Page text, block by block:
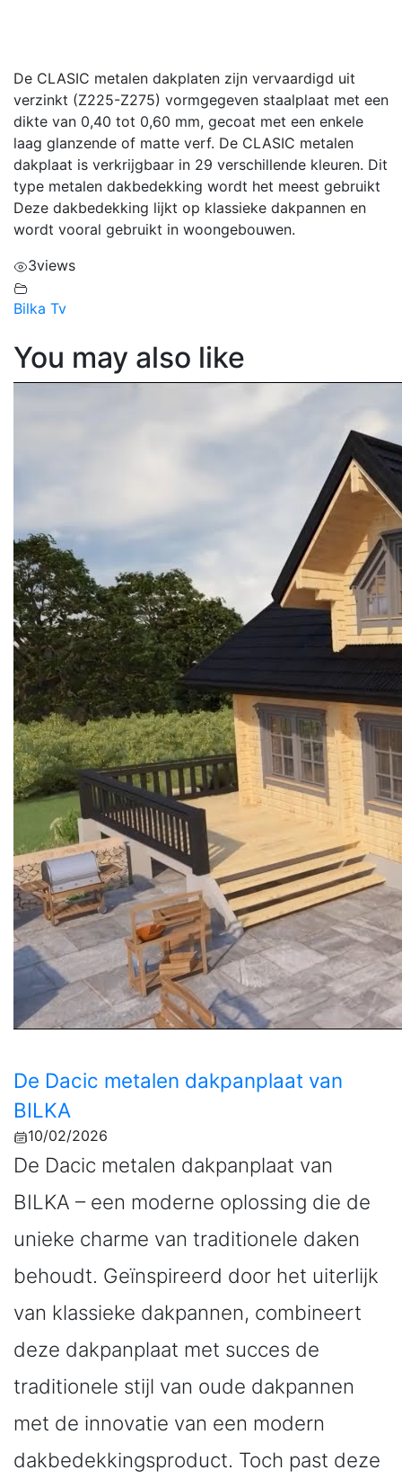
De CLASIC metalen dakplaten zijn vervaardigd uit
verzinkt (Z225-Z275) vormgegeven staalplaat met een
dikte van 0,40 tot 0,60 mm, gecoat met een enkele
laag glanzende of matte verf. De CLASIC metalen
dakplaat is verkrijgbaar in 29 verschillende kleuren. Dit
type metalen dakbedekking wordt het meest gebruikt
Deze dakbedekking lijkt op klassieke dakpannen en
wordt vooral gebruikt in woongebouwen.
3views
Bilka Tv
You may also like
De Dacic metalen dakpanplaat van
BILKA
10/02/2026
De Dacic metalen dakpanplaat van
BILKA – een moderne oplossing die de
unieke charme van traditionele daken
behoudt. Geïnspireerd door het uiterlijk
van klassieke dakpannen, combineert
deze dakpanplaat met succes de
traditionele stijl van oude dakpannen
met de innovatie van een modern
dakbedekkingsproduct. Toch past deze